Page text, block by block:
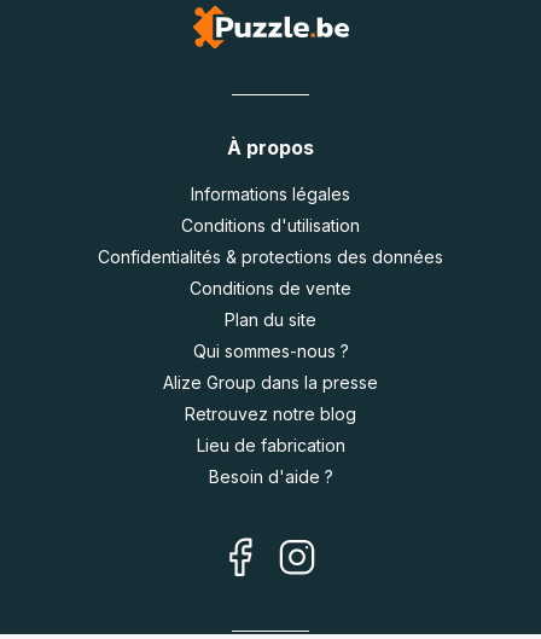
À propos
Informations légales
Conditions d'utilisation
Confidentialités & protections des données
Conditions de vente
Plan du site
Qui sommes-nous ?
Alize Group dans la presse
Retrouvez notre blog
Lieu de fabrication
Besoin d'aide ?